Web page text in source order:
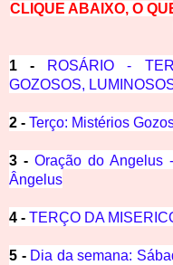
CLIQUE ABAIXO, O
1 -
ROSÁRIO -
GOZOSOS,
2 - Terço: Mistérios
3 -Oração do Angelus
Ângelus
4 - TERÇO DA
5 - Dia da semana: